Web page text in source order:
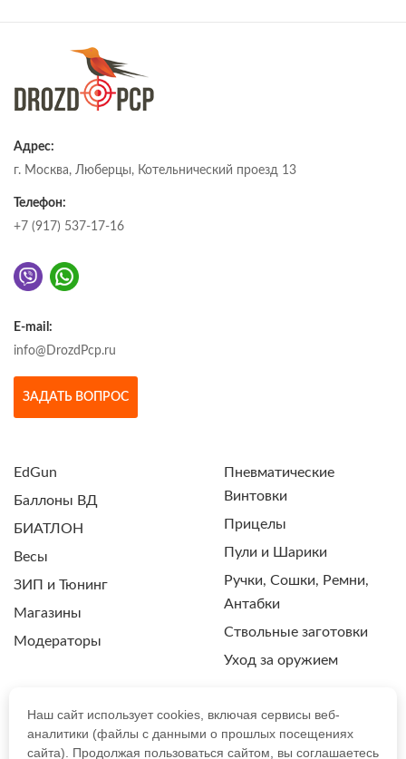
Адрес:
г. Москва, Люберцы, Котельнический проезд 13
Телефон:
+7 (917) 537-17-16
E-mail:
info@DrozdPcp.ru
ЗАДАТЬ ВОПРОС
EdGun
Баллоны ВД
БИАТЛОН
Весы
ЗИП и Тюнинг
Магазины
Модераторы
Пневматические
Винтовки
Прицелы
Пули и Шарики
Ручки, Сошки, Ремни,
Антабки
Ствольные заготовки
Уход за оружием
ПОЛИТИКА КОНФИДЕНЦИАЛЬНОСТИ
Наш сайт использует cookies, включая сервисы веб-
аналитики (файлы с данными о прошлых посещениях
сайта). Продолжая пользоваться сайтом, вы соглашаетесь